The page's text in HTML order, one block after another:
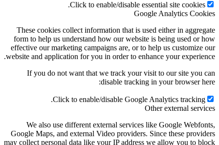
Click to enable/disable essential site cookies.
Google Analytics Cookies
These cookies collect information that is used either in aggregate
form to help us understand how our website is being used or how
effective our marketing campaigns are, or to help us customize our
website and application for you in order to enhance your experience.
If you do not want that we track your visit to our site you can
disable tracking in your browser here:
Click to enable/disable Google Analytics tracking.
Other external services
We also use different external services like Google Webfonts,
Google Maps, and external Video providers. Since these providers
may collect personal data like your IP address we allow you to block